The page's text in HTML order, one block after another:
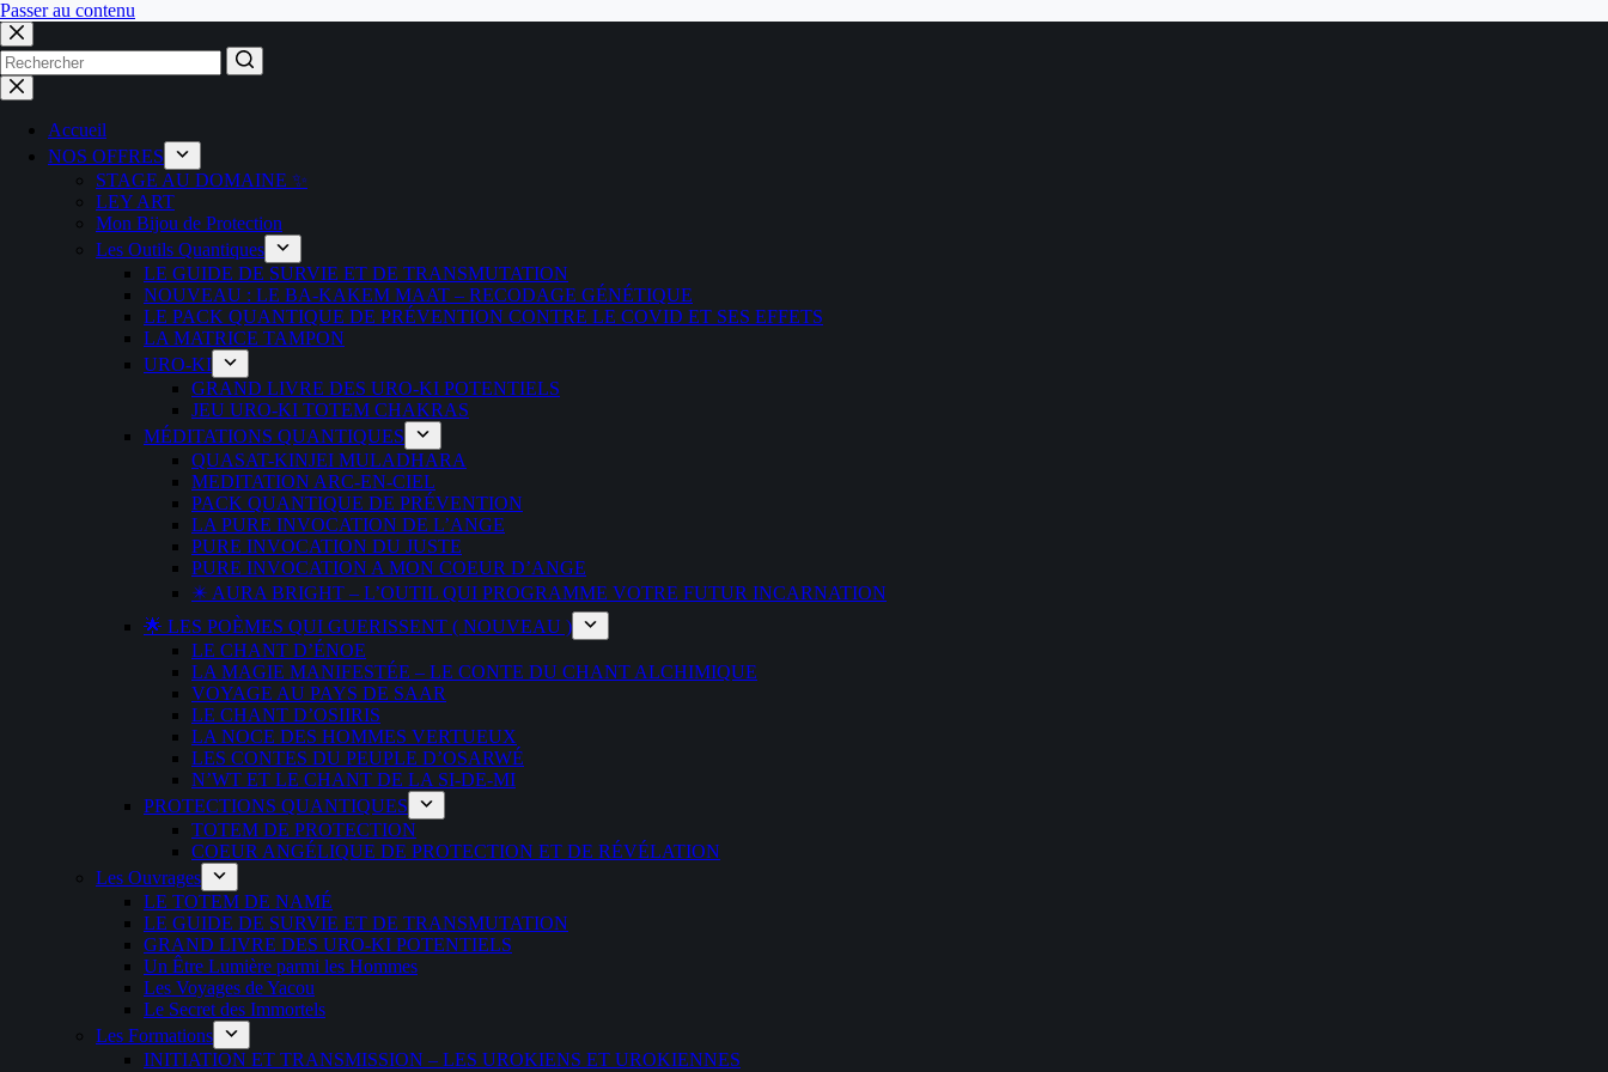
Passer au contenu
Aucun
résultat
Accueil
NOS OFFRES
STAGE AU DOMAINE ✨
LEY ART
Mon Bijou de Protection
Les Outils Quantiques
LE GUIDE DE SURVIE ET DE TRANSMUTATION
NOUVEAU : LE BA-KAKEM MAAT – RECODAGE GÉNÉTIQUE
LE PACK QUANTIQUE DE PRÉVENTION CONTRE LE COVID ET SES EFFETS
LA MATRICE TAMPON
URO-KI
GRAND LIVRE DES URO-KI POTENTIELS
JEU URO-KI TOTEM CHAKRAS
MÉDITATIONS QUANTIQUES
QUASAT-KINJEI MULADHARA
MEDITATION ARC-EN-CIEL
PACK QUANTIQUE DE PRÉVENTION
LA PURE INVOCATION DE L’ANGE
PURE INVOCATION DU JUSTE
PURE INVOCATION A MON COEUR D’ANGE
✴️ AURA BRIGHT – L’OUTIL QUI PROGRAMME VOTRE FUTUR INCARNATION
🌟 LES POÈMES QUI GUERISSENT ( NOUVEAU )
LE CHANT D’ÉNOE
LA MAGIE MANIFESTÉE – LE CONTE DU CHANT ALCHIMIQUE
VOYAGE AU PAYS DE SAAR
LE CHANT D’OSIIRIS
LA NOCE DES HOMMES VERTUEUX
LES CONTES DU PEUPLE D’OSARWÉ
N’WT ET LE CHANT DE LA SI-DE-MI
PROTECTIONS QUANTIQUES
TOTEM DE PROTECTION
COEUR ANGÉLIQUE DE PROTECTION ET DE RÉVÉLATION
Les Ouvrages
LE TOTEM DE NAMÉ
LE GUIDE DE SURVIE ET DE TRANSMUTATION
GRAND LIVRE DES URO-KI POTENTIELS
Un Être Lumière parmi les Hommes
Les Voyages de Yacou
Le Secret des Immortels
Les Formations
INITIATION ET TRANSMISSION – LES UROKIENS ET UROKIENNES